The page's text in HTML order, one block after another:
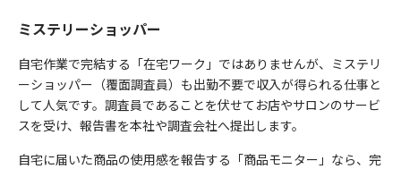
ミステリーショッパー
自宅作業で完結する「在宅ワーク」ではありませんが、ミステリ
ーショッパー（覆面調査員）も出勤不要で収入が得られる仕事と
して人気です。調査員であることを伏せてお店やサロンのサービ
スを受け、報告書を本社や調査会社へ提出します。
自宅に届いた商品の使用感を報告する「商品モニター」なら、完